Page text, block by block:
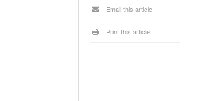
Email this article
Print this article